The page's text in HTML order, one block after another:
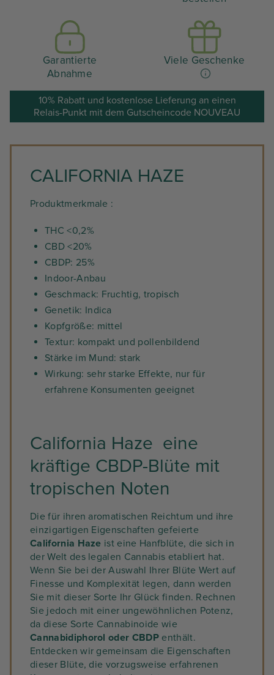
Garantierte
Abnahme
Viele Geschenke
10% Rabatt und kostenlose Lieferung an einen
Relais-Punkt mit dem Gutscheincode NOUVEAU
CALIFORNIA HAZE
Produktmerkmale :
THC <0,2%
CBD <20%
CBDP: 25%
Indoor-Anbau
Geschmack: Fruchtig, tropisch
Genetik: Indica
Kopfgröße: mittel
Textur: kompakt und pollenbildend
Stärke im Mund: stark
Wirkung: sehr starke Effekte, nur für
erfahrene Konsumenten geeignet
California Haze eine
kräftige CBDP-Blüte mit
tropischen Noten
Die für ihren aromatischen Reichtum und ihre
einzigartigen Eigenschaften gefeierte
California Haze ist eine Hanfblüte, die sich in
der Welt des legalen Cannabis etabliert hat.
Wenn Sie bei der Auswahl Ihrer Blüte Wert auf
Finesse und Komplexität legen, dann werden
Sie mit dieser Sorte Ihr Glück finden. Rechnen
Sie jedoch mit einer ungewöhnlichen Potenz,
da diese Sorte Cannabinoide wie
Cannabidiphorol oder CBDP enthält.
Entdecken wir gemeinsam die Eigenschaften
dieser Blüte, die vorzugsweise erfahrenen